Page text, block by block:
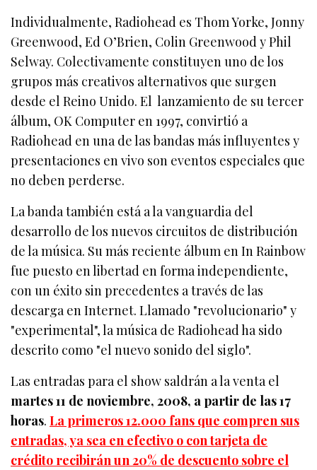
Individualmente, Radiohead es Thom Yorke, Jonny
Greenwood, Ed O’Brien, Colin Greenwood y Phil
Selway. Colectivamente constituyen uno de los
grupos más creativos alternativos que surgen
desde el Reino Unido. El lanzamiento de su tercer
álbum, OK Computer en 1997, convirtió a
Radiohead en una de las bandas más influyentes y
presentaciones en vivo son eventos especiales que
no deben perderse.
La banda también está a la vanguardia del
desarrollo de los nuevos circuitos de distribución
de la música. Su más reciente álbum en In Rainbow
fue puesto en libertad en forma independiente,
con un éxito sin precedentes a través de las
descarga en Internet. Llamado "revolucionario" y
"experimental", la música de Radiohead ha sido
descrito como "el nuevo sonido del siglo".
Las entradas para el show saldrán a la venta el
martes 11 de noviembre, 2008, a partir de las 17
horas.La primeros 12.000 fans que compren sus
entradas, ya sea en efectivo o con tarjeta de
crédito recibirán un 20% de descuento sobre el